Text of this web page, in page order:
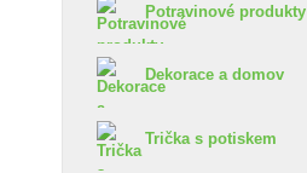
Potravinové produkty
Dekorace a domov
Trička s potiskem